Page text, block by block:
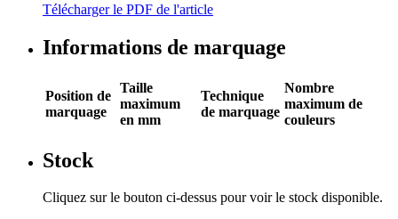
Télécharger le PDF de l'article
Informations de marquage
Position de
marquage
Taille
maximum
en mm
Technique
de marquage
Nombre
maximum de
couleurs
Stock
Cliquez sur le bouton ci-dessus pour voir le stock disponible.